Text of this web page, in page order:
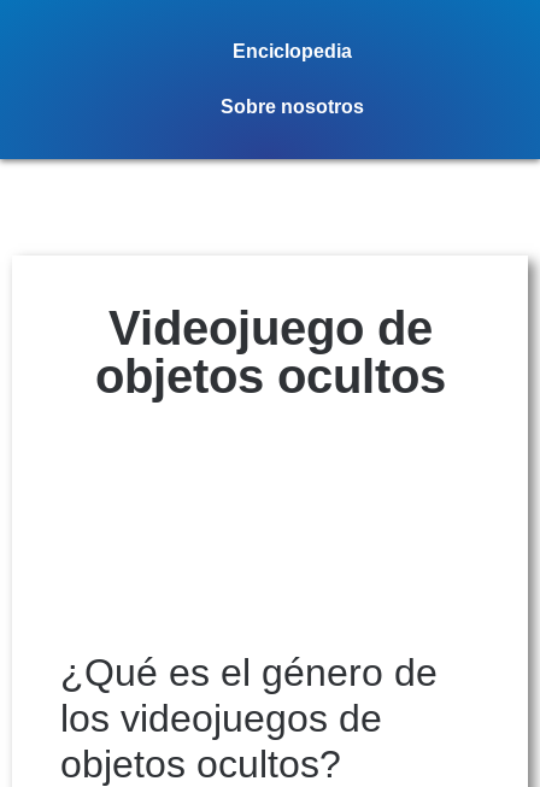
Enciclopedia
Sobre nosotros
Videojuego de
objetos ocultos
¿Qué es el género de
los videojuegos de
objetos ocultos?